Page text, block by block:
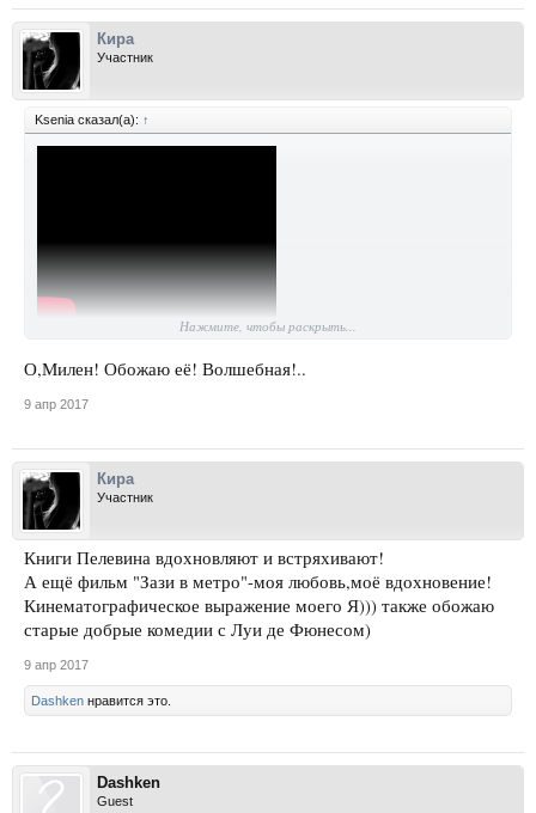
Кира
Участник
Ksenia сказал(а): ↑
Нажмите, чтобы раскрыть...
О,Милен! Обожаю её! Волшебная!..
9 апр 2017
Кира
Участник
Книги Пелевина вдохновляют и встряхивают!
А ещё фильм "Зази в метро"-моя любовь,моё вдохновение!
Кинематографическое выражение моего Я))) также обожаю
старые добрые комедии с Луи де Фюнесом)
9 апр 2017
Dashken нравится это.
Dashken
Guest